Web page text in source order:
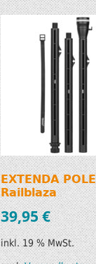
EXTENDA
Railblaza
39,95€
inkl. 19 % MwSt.